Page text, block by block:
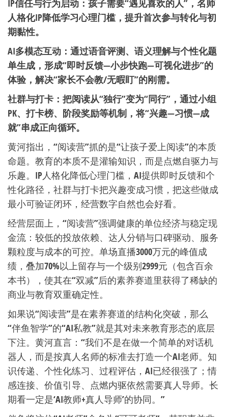
IP信任与行为启动：孩子需要“遇见喜欢的人”，名师
人格化IP降低学习心理门槛，提升首次参与转化与初
期黏性。
AI多模态互动：通过语音评测、语义理解与个性化题
单生成，形成“即时反馈—小步快跑—可视化进步”的
体验，解决“家长不会教/无暇盯”的刚需。
社群与打卡：把阅读从“独行”变为“同行”，通过小组
PK、打卡榜、阶段奖励等机制，将“兴趣—习惯—成
就”串成正向循环。
黄河指出，“阅读营”抓的是“让孩子爱上阅读”的本质
命题。教育的本质不是灌输知识，而是点燃自驱力与
乐趣。IP人格化降低心理门槛，AI提供即时反馈和个
性化路径，社群与打卡把兴趣变成习惯，把这些做成
最小可验证闭环，经营数字自然也会好看。
经营层面上，“阅读营”强调健康的单位经济与稳定现
金流：较低的投放依赖、达人分销与口碑驱动、服务
颗粒度与成本的可控。单场直播3000万元的峰值成
绩，叠加70%以上留存与一个级别2999元（包含百余
本书），使其在“双减”后的素养赛道里获得了稀缺的
商业与教育双重确定性。
如果说“阅读营”是在素养赛道的结构化突破，那么
“伴鱼智学”的“AI私教”就是其对未来教育形态的底层
下注。黄河直言：“我们不是在做一个简单的对话机
器人，而是按真人名师的标准去打造一个AI老师。知
识传递、个性化练习、过程评估，AI已经很强了；情
感连接、价值引导、点燃内驱依然需要真人导师。长
期看一定是‘AI教师+真人导师’的协同。”